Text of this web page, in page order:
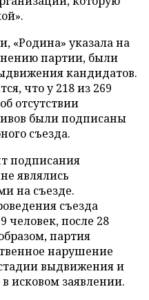
«Родина» указала на
партии, были
кандидатов.
что у 218 из 269
отсутствии
были подписаны
съезда.
подписания
являлись
на съезде.
съезда
человек, после 28
партия
нарушение
выдвижения и
исковом заявлении.